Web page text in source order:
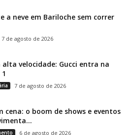
a neve em Bariloche sem correr
7 de agosto de 2026
alta velocidade: Gucci entra na
7 de agosto de 2026
cena: o boom de shows e eventos
6 de agosto de 2026